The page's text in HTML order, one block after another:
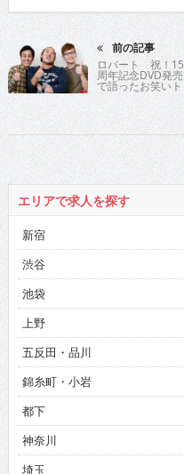
前の記事
ロバート 祝！15
周年記念DVD発売
で語ったお笑いト
リオの「これま
で」「これから」
エリアで求人を探す
新宿
渋谷
池袋
上野
五反田・品川
錦糸町・小岩
都下
神奈川
埼玉